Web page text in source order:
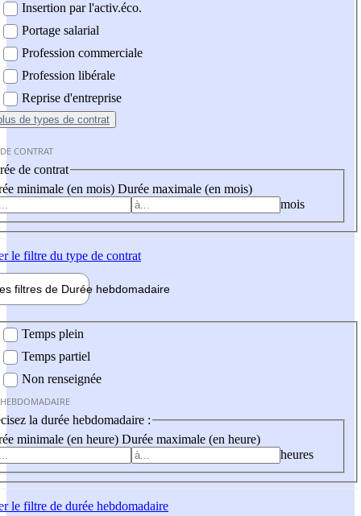
Insertion par l'activ.éco.
Portage salarial
Profession commerciale
Profession libérale
Reprise d'entreprise
de types de contrat
CONTRAT
de contrat
minimale (en mois) Durée maximale (en mois)
mois
le filtre du type de contrat
filtres de Durée hebdomadaire
Temps plein
Temps partiel
Non renseignée
la durée hebdomadaire :
minimale (en heure) Durée maximale (en heure)
heures
le filtre de durée hebdomadaire